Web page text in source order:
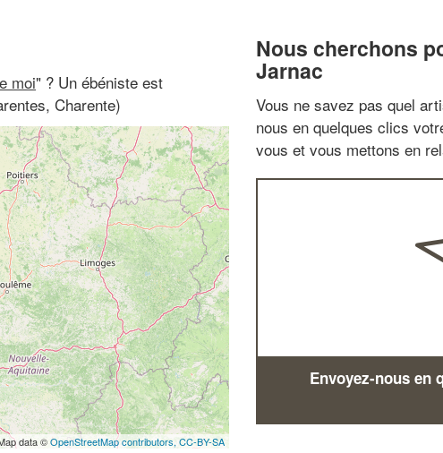
moi" ? Un ébéniste est
Charente)
data ©OpenStreetMap contributors, CC-BY-SA
Nous cherchons
Jarnac
Vous ne savez pas quel
nous en quelques clics
vous et vous mettons en
Envoyez-nous en